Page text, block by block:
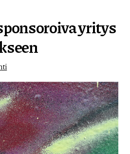
yritys